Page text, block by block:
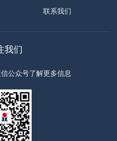
联系我们
我们
公众号了解更多信息